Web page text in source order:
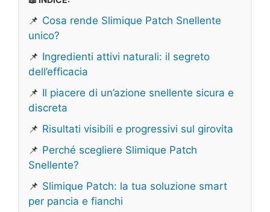
📌 Cosa rende Slimique Patch Snellente
unico?
📌 Ingredienti attivi naturali: il segreto
dell’efficacia
📌 Il piacere di un’azione snellente sicura e
discreta
📌 Risultati visibili e progressivi sul girovita
📌 Perché scegliere Slimique Patch
Snellente?
📌 Slimique Patch: la tua soluzione smart
per pancia e fianchi